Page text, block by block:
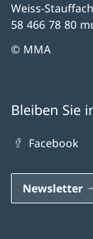
Weiss-
58 466 78 80
© MMA
Bleiben Sie
Facebook
Newsletter